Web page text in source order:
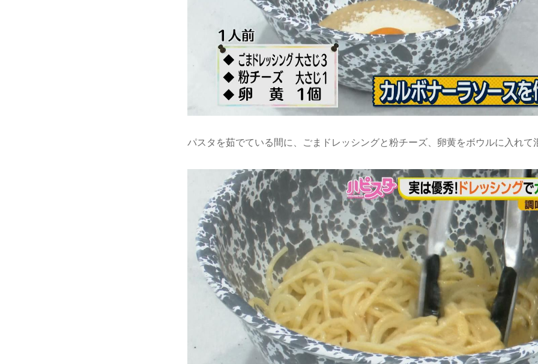
パスタを茹でている間に、ごまドレッシングと粉チーズ、卵黄をボウルに入れて